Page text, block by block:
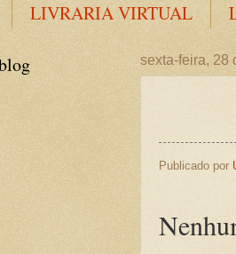
LIVRARIA VIRTUAL
sexta-feira, 28
Publicado por